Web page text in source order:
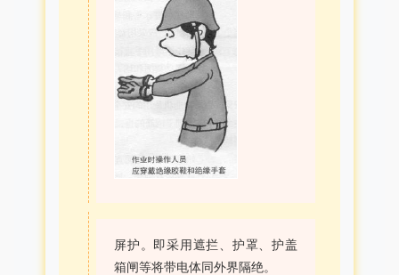
屏护。即采用遮拦、护罩、护盖
箱闸等将带电体同外界隔绝。